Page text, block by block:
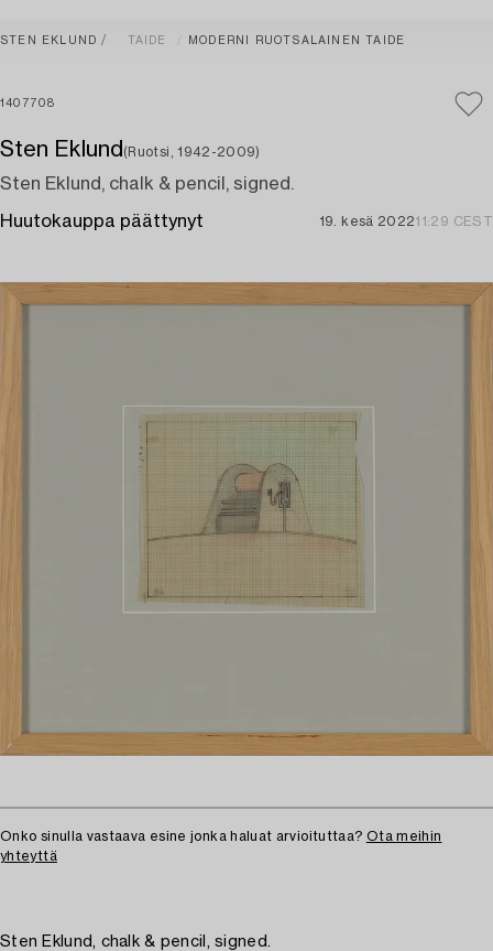
STEN EKLUND TAIDE MODERNI RUOTSALAINEN TAIDE
1407708
Sten Eklund (Ruotsi, 1942-2009)
Sten Eklund, chalk & pencil, signed.
Huutokauppa päättynyt 19. kesä 202211:29 CEST
Onko sinulla vastaava esine jonka haluat arvioituttaa? Ota meihin
yhteyttä
Sten Eklund, chalk & pencil, signed.